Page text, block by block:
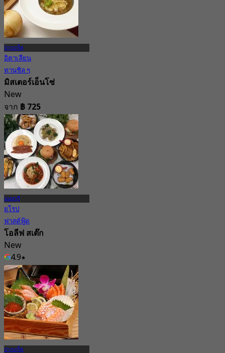
ปากเกร็ด
อิตาเลียน
ทานชิล ๆ
มิสเตอร์เอ็นโซ่
New
จาก ฿ 725
นนทบุรี
ยุโรป
ฟาสต์ฟู้ด
โอลีฟ สเต๊ก
New
4.9
จาก฿ 347.5
ปากเกร็ด